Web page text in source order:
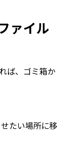
ァイル
ば、ゴミ箱か
たい場所に移